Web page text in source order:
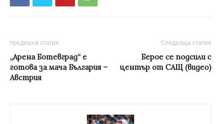
предишна статия
„Арена Ботевград“ е
готова за мача България –
Австрия
Следваща статия
Берое се подсили с
център от САЩ (видео)